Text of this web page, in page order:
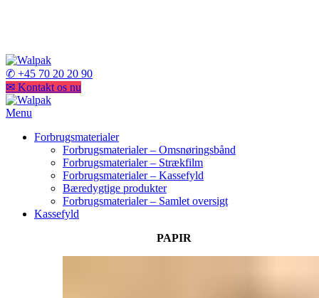
✆ +45 70 20 20 90
✉ Kontakt os nu
Menu
Forbrugsmaterialer
Forbrugsmaterialer – Omsnøringsbånd
Forbrugsmaterialer – Strækfilm
Forbrugsmaterialer – Kassefyld
Bæredygtige produkter
Forbrugsmaterialer – Samlet oversigt
Kassefyld
PAPIR